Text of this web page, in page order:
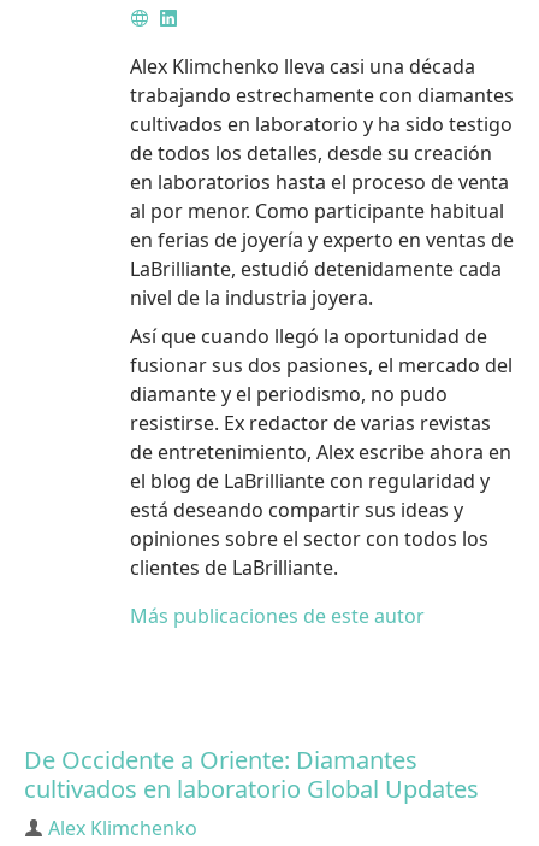
Sitio
web
LinkedIn
Alex Klimchenko lleva casi una década
trabajando estrechamente con diamantes
cultivados en laboratorio y ha sido testigo
de todos los detalles, desde su creación
en laboratorios hasta el proceso de venta
al por menor. Como participante habitual
en ferias de joyería y experto en ventas de
LaBrilliante, estudió detenidamente cada
nivel de la industria joyera.
Así que cuando llegó la oportunidad de
fusionar sus dos pasiones, el mercado del
diamante y el periodismo, no pudo
resistirse. Ex redactor de varias revistas
de entretenimiento, Alex escribe ahora en
el blog de LaBrilliante con regularidad y
está deseando compartir sus ideas y
opiniones sobre el sector con todos los
clientes de LaBrilliante.
Más publicaciones de este autor
De Occidente a Oriente: Diamantes
cultivados en laboratorio Global Updates
Autor
Alex Klimchenko